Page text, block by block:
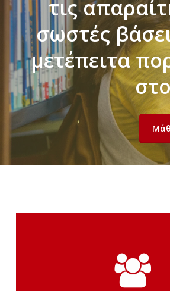
τις
σωστές
μετέπειτα
Έλα στο νόημα με ένα φίλο
κέρδισε 100 ευρώ